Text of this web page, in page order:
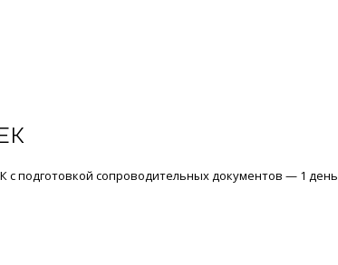
подготовкой сопроводительных документов — 1